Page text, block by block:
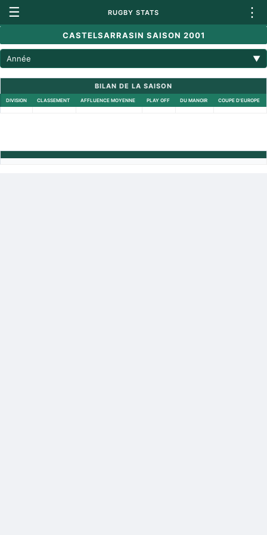
☰ RUGBY STATS ⋮
CASTELSARRASIN SAISON 2001
Année ▼
BILAN DE LA SAISON
DIVISION CLASSEMENT AFFLUENCE MOYENNE PLAY OFF DU MANOIR COUPE D'EUROPE